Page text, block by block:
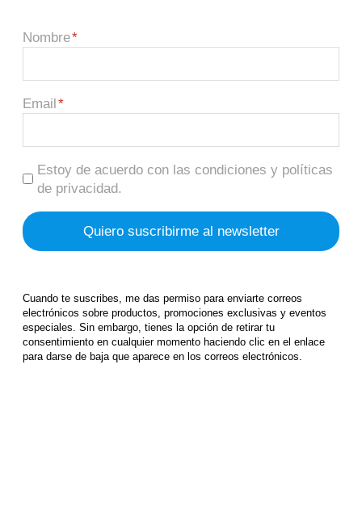
Nombre
Email
Estoy de acuerdo con las condiciones y políticas
de privacidad.
Cuando te suscribes, me das permiso para enviarte correos
electrónicos sobre productos, promociones exclusivas y eventos
especiales. Sin embargo, tienes la opción de retirar tu
consentimiento en cualquier momento haciendo clic en el enlace
para darse de baja que aparece en los correos electrónicos.